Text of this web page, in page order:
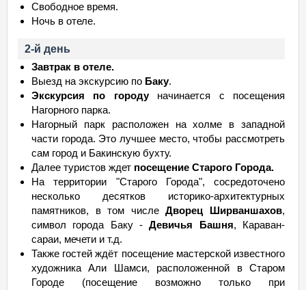
Свободное время.
Ночь в отеле.
2-й день
Завтрак в отеле.
Выезд на экскурсию по Баку.
Экскурсия по городуначинается с посещения
Нагорного парка.
Нагорный парк расположен на холме в западной
части города. Это лучшее место, чтобы рассмотреть
сам город и Бакинскую бухту.
Далее туристов ждет посещение Старого Города.
На территории "Старого Города", сосредоточено
несколько десятков историко-архитектурных
памятников, в том числеДворец Ширваншахов,
символ города Баку -Девичья Башня, Караван-
сараи, мечети и т.д.
Также гостей ждёт посещение мастерской известного
художника Али Шамси, расположенной в Старом
Городе (посещение возможно только при